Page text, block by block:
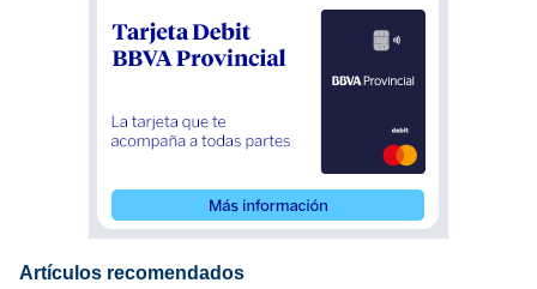
Artículos recomendados